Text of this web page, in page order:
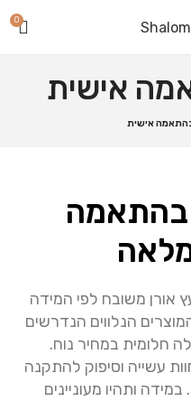
0
אישית
אישית
בהתאמה
אורן משובח לפי המידה
הנלווים הנדרשים
חלומית במחיר נוח.
עשייה וסיפוק להתקנה
ותהיו מעוניינים